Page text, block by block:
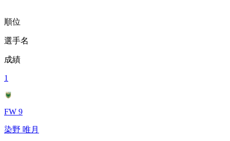
順位
選手名
成績
1
FW 9
染野 唯月